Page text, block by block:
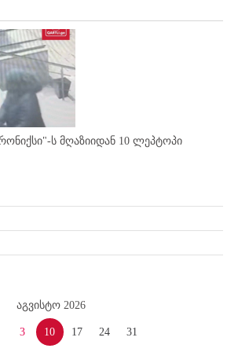
ს მღაზიიდან 10 ლეპტოპი
აგვისტო 2026
3 10 17 24 31